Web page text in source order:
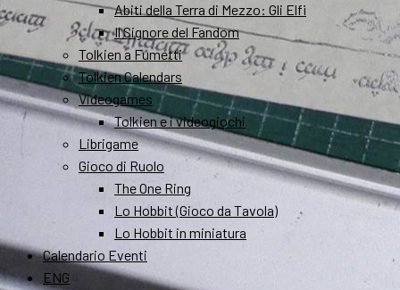
Abiti della Terra di Mezzo: Gli Elfi
Il Signore del Fandom
Tolkien a Fumetti
Tolkien Calendars
Videogames
Tolkien e i videogiochi
Librigame
Gioco di Ruolo
The One Ring
Lo Hobbit (Gioco da Tavola)
Lo Hobbit in miniatura
Calendario Eventi
ENG